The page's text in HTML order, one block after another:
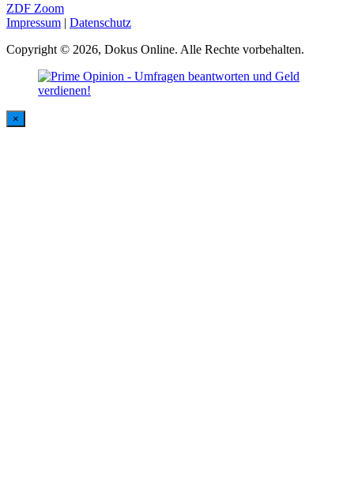
ZDF Zoom
Impressum | Datenschutz
Copyright © 2026, Dokus Online. Alle Rechte vorbehalten.
×